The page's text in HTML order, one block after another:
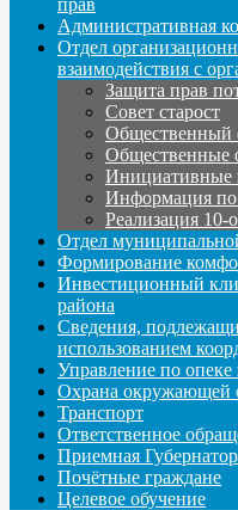
Административная
Отдел
взаимодействия с
Защита прав
Совет старост
Общественный
Общественные
Инициативные
Информация
Реализация 10-
Отдел
Формирование
Инвестиционный
района
Сведения,
использованием
Управление по опеке
Охрана окружающей
Транспорт
Ответственное
Приемная
Почётные граждане
Целевое обучение